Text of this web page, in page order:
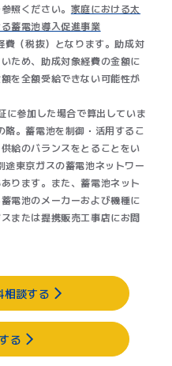
照ください。 家庭における太
蓄電池導入促進事業
（税抜）となります。助成対
ため、助成対象経費の金額に
を全額受給できない可能性が
参加した場合で算出していま
。蓄電池を制御・活用するこ
給のバランスをとることをい
途東京ガスの蓄電池ネットワー
ります。また、蓄電池ネット
電池のメーカーおよび機種に
または提携販売工事店にお問
相談する
る